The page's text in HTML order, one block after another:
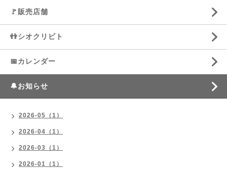
🚩販売店舗
👬シオクリビト
📅カレンダー
🔔お知らせ
2026-05（1）
2026-04（1）
2026-03（1）
2026-01（1）